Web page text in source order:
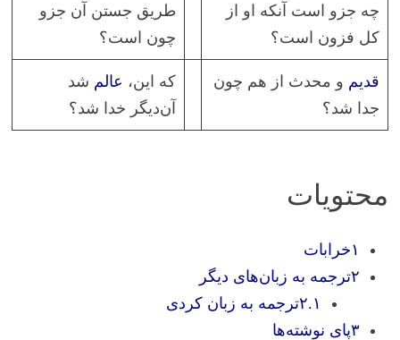
چه جزو است آنکه او از
کل فزون است؟
طریق جستن آن جزو
چون است؟
قدیم و محدث از هم چون
جدا شد؟
که این، عالم شد
آن‌دیگر خدا شد؟
محتویات
۱خرابات
۲ترجمه به زبان‌های دیگر
۲.۱ترجمه به زبان کردی
۳پای نوشته‌ها